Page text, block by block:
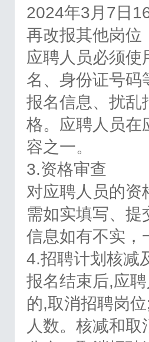
2024年3月7日
再改报其他岗位
应聘人员必须使
名、身份证号码
报名信息、扰乱
格。应聘人员在
容之一。
3.资格审查
对应聘人员的资
需如实填写、提
信息如有不实，
4.招聘计划核减
报名结束后,应
的,取消招聘岗
人数。核减和